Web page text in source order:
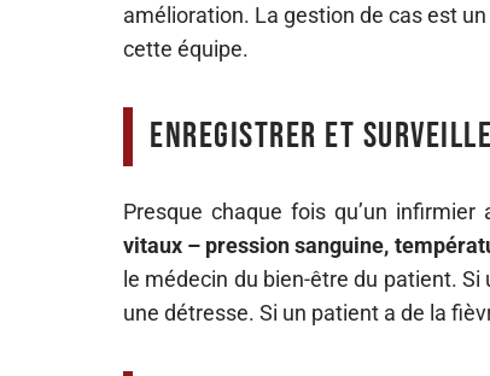
amélioration. La gestion de cas est
cette équipe.
Enregistrer et
Presque chaque fois qu’un
vitaux – pression sanguine,
le médecin du bien-être du patient.
une détresse. Si un patient a de la